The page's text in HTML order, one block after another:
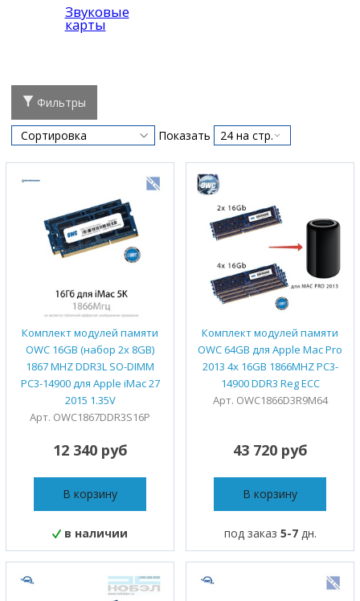
Звуковые
карты
Фильтры
Показать
Комплект модулей памяти
OWC 16GB (набор 2x 8GB)
1867 MHZ DDR3L SO-DIMM
PC3-14900 для Apple iMac 27
2015 1.35V
Арт. OWC1867DDR3S16P
12 340 руб
В корзину
в наличии
Комплект модулей памяти
OWC 64GB для Apple Mac Pro
2013 4x 16GB 1866MHZ PC3-
14900 DDR3 Reg ECC
Арт. OWC1866D3R9M64
43 720 руб
В корзину
под заказ 5-7дн.